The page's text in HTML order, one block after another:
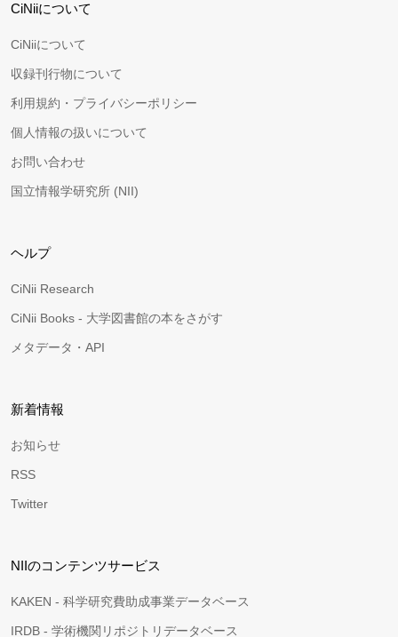
CiNiiについて
CiNiiについて
収録刊行物について
利用規約・プライバシーポリシー
個人情報の扱いについて
お問い合わせ
国立情報学研究所 (NII)
ヘルプ
CiNii Research
CiNii Books - 大学図書館の本をさがす
メタデータ・API
新着情報
お知らせ
RSS
Twitter
NIIのコンテンツサービス
KAKEN - 科学研究費助成事業データベース
IRDB - 学術機関リポジトリデータベース